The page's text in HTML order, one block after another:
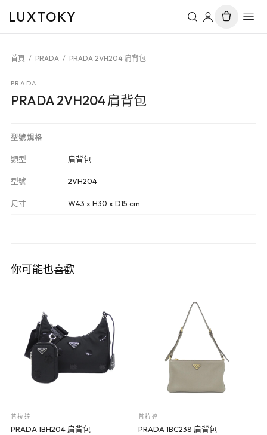
LUXTOKY
首頁 / PRADA / PRADA 2VH204 肩背包
PRADA
PRADA 2VH204 肩背包
型號規格
類型 肩背包
型號 2VH204
尺寸 W43 x H30 x D15 cm
你可能也喜歡
普拉達
PRADA 1BH204 肩背包
普拉達
PRADA 1BC238 肩背包